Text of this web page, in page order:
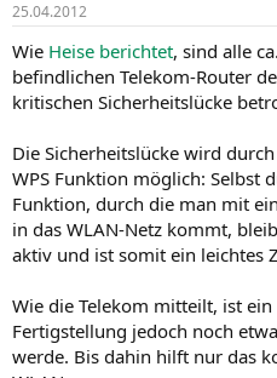
25.04.2012
Wie Heise berichtet, sind alle
befindlichen Telekom-Router
kritischen Sicherheitslücke
Die Sicherheitslücke wird
WPS Funktion möglich: Selbst
Funktion, durch die man mit
in das WLAN-Netz kommt,
aktiv und ist somit ein leichtes
Wie die Telekom mitteilt, ist
Fertigstellung jedoch noch
werde. Bis dahin hilft nur das